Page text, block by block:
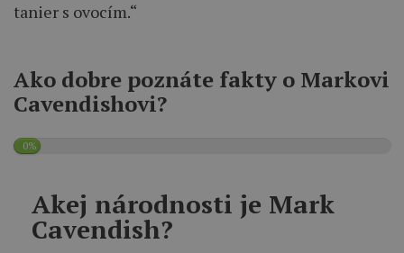
tanier s ovocím.“
Ako dobre poznáte fakty o Markovi
Cavendishovi?
0%
Akej národnosti je Mark
Cavendish?